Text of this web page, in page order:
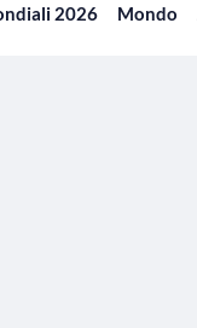
2026 Mondo